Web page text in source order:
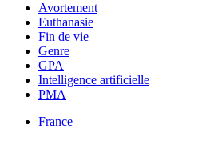
Avortement
Euthanasie
Fin de vie
Genre
GPA
Intelligence artificielle
PMA
France